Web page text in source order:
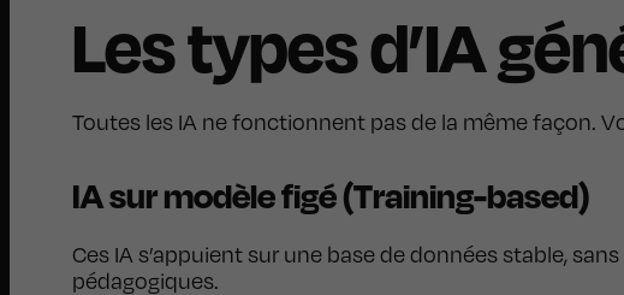
Les types d’IA
Toutes les IA ne fonctionnent pas de la même façon.
IA sur modèle figé (Training-based)
Ces IA s’appuient sur une base de données stable,
pédagogiques.